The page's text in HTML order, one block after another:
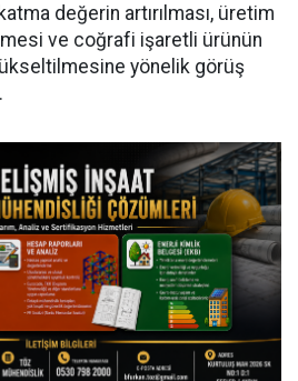
değerin artırılması, üretim
ve coğrafi işaretli ürünün
yönelik görüş